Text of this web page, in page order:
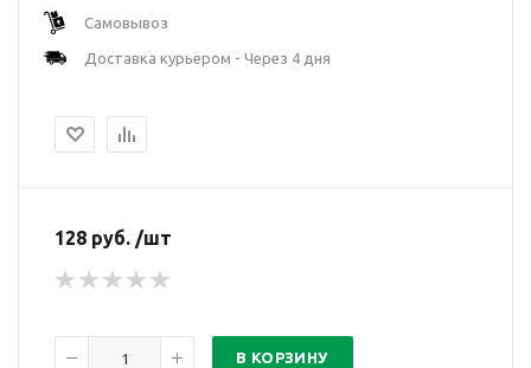
Самовывоз
Доставка курьером - Через 4 дня
128 руб. /шт
В КОРЗИНУ